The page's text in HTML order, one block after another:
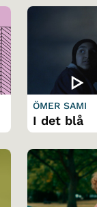
ÖMER SAMI
I det blå